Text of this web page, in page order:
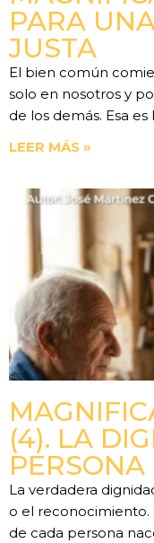
PARA
JUSTA
El bien común
solo en nosotros y
de los demás. Esa
LEER MÁS »
(4). LA
PERSONA
La verdadera
o el reconocimiento.
de cada persona